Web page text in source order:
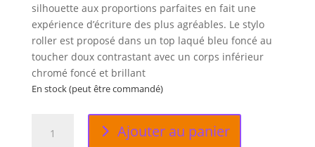
silhouette aux proportions parfaites en fait une
expérience d’écriture des plus agréables. Le stylo
roller est proposé dans un top laqué bleu foncé au
toucher doux contrastant avec un corps inférieur
chromé foncé et brillant
En stock (peut être commandé)
Ajouter au panier